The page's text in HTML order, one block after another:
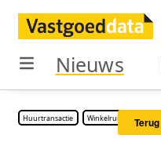
Nieuws
Huurtransactie Winkelruimte Terug